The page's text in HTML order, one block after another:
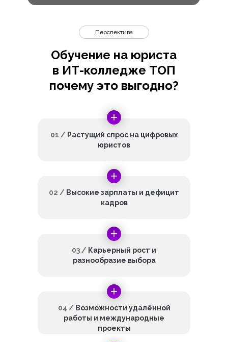
Обучение на юриста
в ИТ-колледже ТОП
почему это выгодно?
Перспектива
04 / Возможности удалённой
работы и международные
проекты
03 / Карьерный рост и
разнообразие выбора
02 / Высокие зарплаты и дефицит
кадров
01 / Растущий спрос на цифровых
юристов